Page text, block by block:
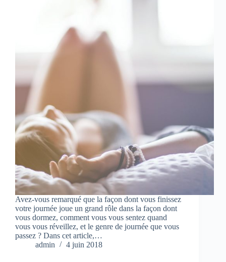
Avez-vous remarqué que la façon dont vous finissez
votre journée joue un grand rôle dans la façon dont
vous dormez, comment vous vous sentez quand
vous vous réveillez, et le genre de journée que vous
passez ? Dans cet article,…
admin
4 juin 2018